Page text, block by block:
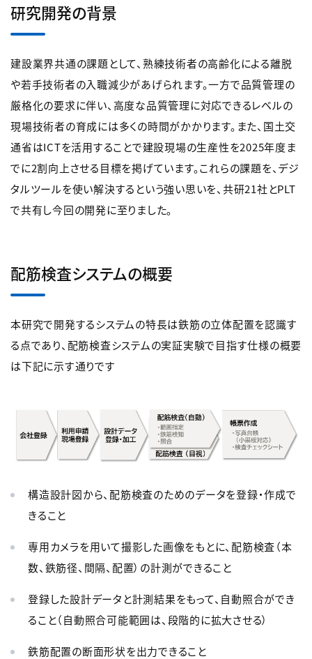
研究開発の背景
建設業界共通の課題として、熟練技術者の高齢化による離脱
や若手技術者の入職減少があげられます。一方で品質管理の
厳格化の要求に伴い、高度な品質管理に対応できるレベルの
現場技術者の育成には多くの時間がかかります。また、国土交
通省はICTを活用することで建設現場の生産性を2025年度ま
でに2割向上させる目標を掲げています。これらの課題を、デジ
タルツールを使い解決するという強い思いを、共研21社とPLT
で共有し今回の開発に至りました。
配筋検査システムの概要
本研究で開発するシステムの特長は鉄筋の立体配置を認識す
る点であり、配筋検査システムの実証実験で目指す仕様の概要
は下記に示す通りです
構造設計図から、配筋検査のためのデータを登録・作成で
きること
専用カメラを用いて撮影した画像をもとに、配筋検査（本
数、鉄筋径、間隔、配置）の計測ができること
登録した設計データと計測結果をもって、自動照合ができ
ること（自動照合可能範囲は、段階的に拡大させる）
鉄筋配置の断面形状を出力できること